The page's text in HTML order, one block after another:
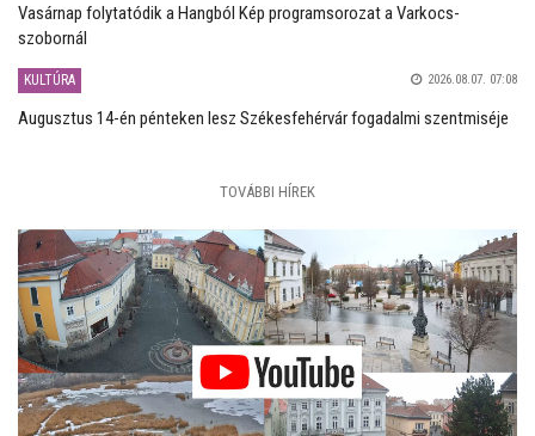
Vasárnap folytatódik a Hangból Kép programsorozat a Varkocs-
szobornál
KULTÚRA 2026.08.07. 07:08
Augusztus 14-én pénteken lesz Székesfehérvár fogadalmi szentmiséje
TOVÁBBI HÍREK